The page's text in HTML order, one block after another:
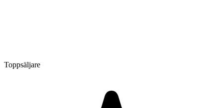
Toppsäljare